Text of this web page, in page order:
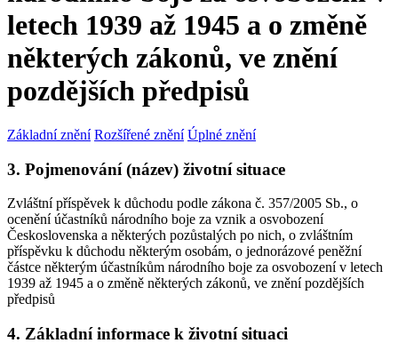
letech 1939 až 1945 a o změně
některých zákonů, ve znění
pozdějších předpisů
Základní znění Rozšířené znění Úplné znění
3. Pojmenování (název) životní situace
Zvláštní příspěvek k důchodu podle zákona č. 357/2005 Sb., o
ocenění účastníků národního boje za vznik a osvobození
Československa a některých pozůstalých po nich, o zvláštním
příspěvku k důchodu některým osobám, o jednorázové peněžní
částce některým účastníkům národního boje za osvobození v letech
1939 až 1945 a o změně některých zákonů, ve znění pozdějších
předpisů
4. Základní informace k životní situaci